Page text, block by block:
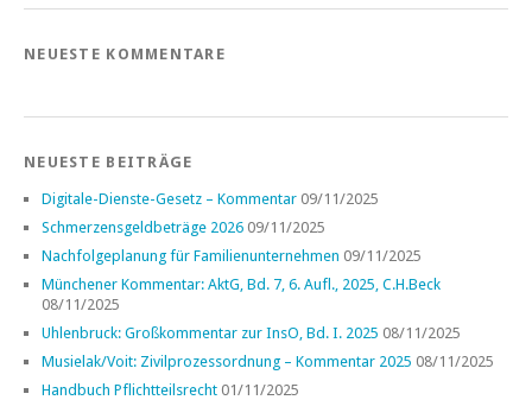
NEUESTE KOMMENTARE
NEUESTE BEITRÄGE
Digitale-Dienste-Gesetz – Kommentar 09/11/2025
Schmerzensgeldbeträge 2026 09/11/2025
Nachfolgeplanung für Familienunternehmen 09/11/2025
Münchener Kommentar: AktG, Bd. 7, 6. Aufl., 2025, C.H.Beck
08/11/2025
Uhlenbruck: Großkommentar zur InsO, Bd. I. 2025 08/11/2025
Musielak/Voit: Zivilprozessordnung – Kommentar 2025 08/11/2025
Handbuch Pflichtteilsrecht 01/11/2025